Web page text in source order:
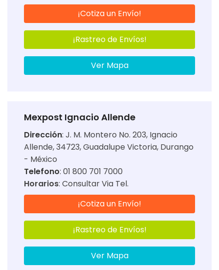
¡Cotiza un Envío!
¡Rastreo de Envíos!
Ver Mapa
Mexpost Ignacio Allende
Dirección: J. M. Montero No. 203, Ignacio
Allende, 34723, Guadalupe Victoria, Durango
- México
Telefono: 01 800 701 7000
Horarios: Consultar Via Tel.
¡Cotiza un Envío!
¡Rastreo de Envíos!
Ver Mapa